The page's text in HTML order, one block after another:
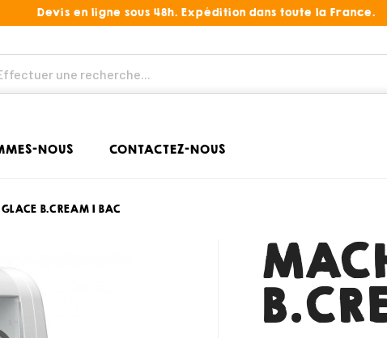
Devis en ligne sous 48h. Expédition dans toute la France.
NOUS CONTACTEZ-NOUS
B.CREAM 1 BAC